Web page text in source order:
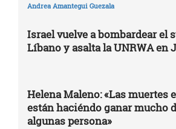
Andrea Amantegui Guezala
Israel vuelve a bombardear el
Líbano y asalta la UNRWA en
Helena Maleno: «Las muertes
están haciéndo ganar mucho
algunas persona»